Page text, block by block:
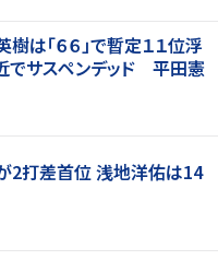
樹は「６６」で暫定１１位浮
サスペンデッド 平田憲
2打差首位 浅地洋佑は14